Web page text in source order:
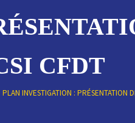
CFDT
PLAN INVESTIGATION : PRÉSENTATION